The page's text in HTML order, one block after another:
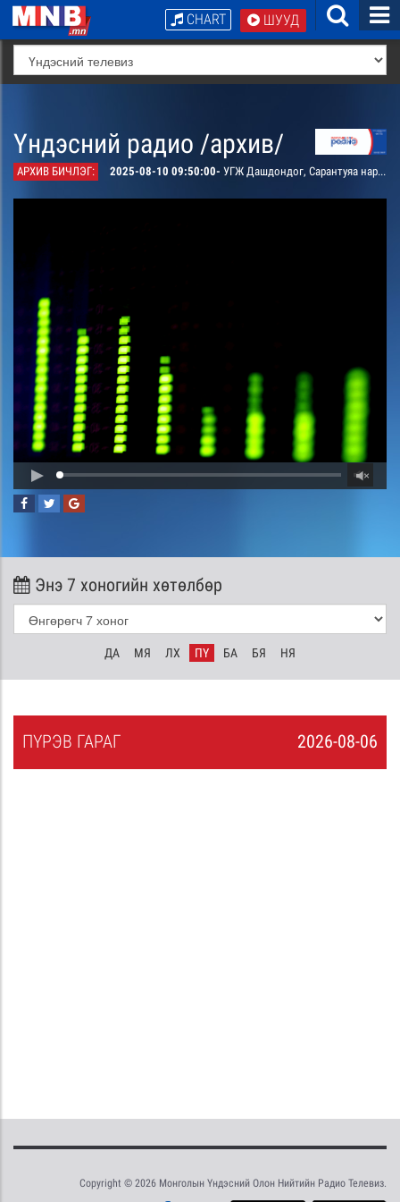
ШУУД
CHART
Үндэсний радио /архив/
АРХИВ БИЧЛЭГ: 2025-08-10 09:50:00- УГЖ Дашдондог, Сарантуяа нарын дуулсан “Үзэсгэлэн төгөлдөр эх орон” дуу
Энэ 7 хоногийн хөтөлбөр
ДА МЯ ЛХ ПҮ БА БЯ НЯ
2026-08-06
ПҮРЭВ ГАРАГ
Copyright © 2026 Монголын Үндэсний Олон Нийтийн Радио Телевиз.